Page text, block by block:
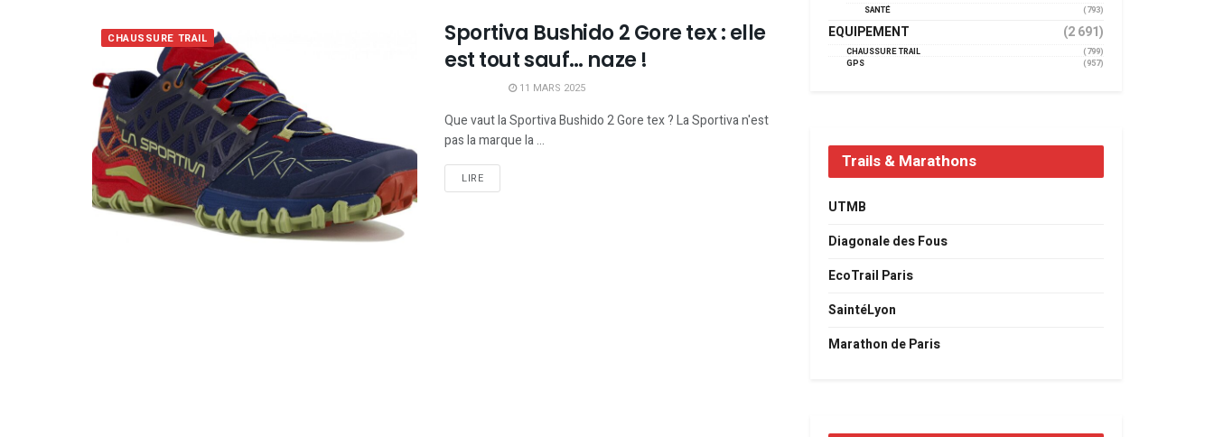
CHAUSSURE TRAIL
Sportiva Bushido 2 Gore tex : elle
est tout sauf… naze !
11 MARS 2025
Que vaut la Sportiva Bushido 2 Gore tex ? La Sportiva n'est
pas la marque la ...
LIRE
SANTÉ
(793)
EQUIPEMENT (2 691)
CHAUSSURE TRAIL
(799)
GPS
(957)
Trails & Marathons
UTMB
Diagonale des Fous
EcoTrail Paris
SaintéLyon
Marathon de Paris